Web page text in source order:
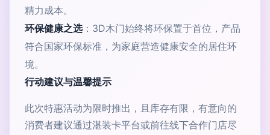
精力成本。
环保健康之选：3D木门始终将环保置于首位，产品
符合国家环保标准，为家庭营造健康安全的居住环
境。
行动建议与温馨提示
此次特惠活动为限时推出，且库存有限，有意向的
消费者建议通过湛装卡平台或前往线下合作门店尽